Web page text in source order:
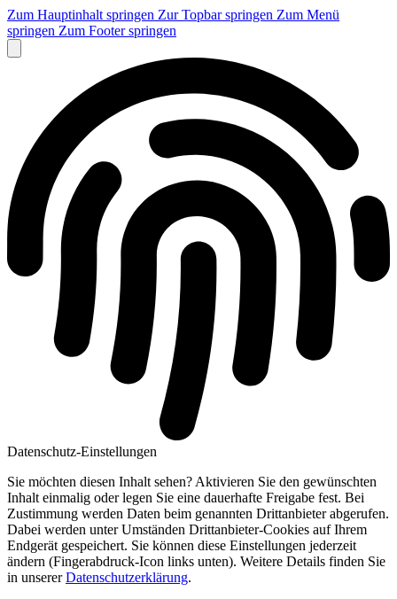
Zum Hauptinhalt springen Zur Topbar springen Zum Menü
springen Zum Footer springen
Datenschutz-Einstellungen
Sie möchten diesen Inhalt sehen? Aktivieren Sie den gewünschten
Inhalt einmalig oder legen Sie eine dauerhafte Freigabe fest. Bei
Zustimmung werden Daten beim genannten Drittanbieter abgerufen.
Dabei werden unter Umständen Drittanbieter-Cookies auf Ihrem
Endgerät gespeichert. Sie können diese Einstellungen jederzeit
ändern (Fingerabdruck-Icon links unten). Weitere Details finden Sie
in unsererDatenschutzerklärung.